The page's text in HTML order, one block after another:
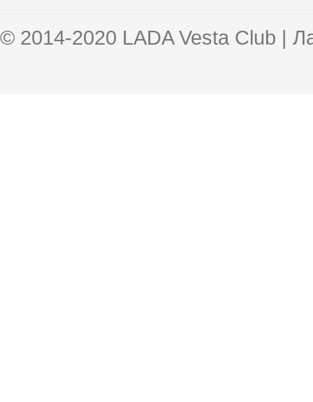
© 2014-2020 LADA Vesta Club |